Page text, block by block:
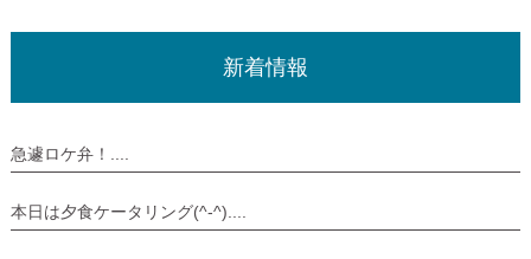
新着情報
急遽ロケ弁！....
本日は夕食ケータリング(^-^)....